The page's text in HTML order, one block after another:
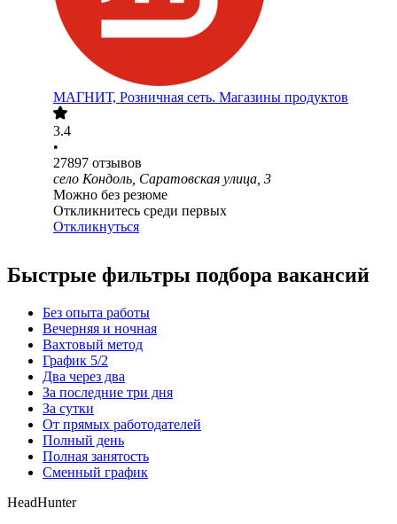
МАГНИТ, Розничная сеть. Магазины продуктов
3.4
•
27897 отзывов
село Кондоль, Саратовская улица, 3
Можно без резюме
Откликнитесь среди первых
Откликнуться
Быстрые фильтры подбора вакансий
Без опыта работы
Вечерняя и ночная
Вахтовый метод
График 5/2
Два через два
За последние три дня
За сутки
От прямых работодателей
Полный день
Полная занятость
Сменный график
HeadHunter